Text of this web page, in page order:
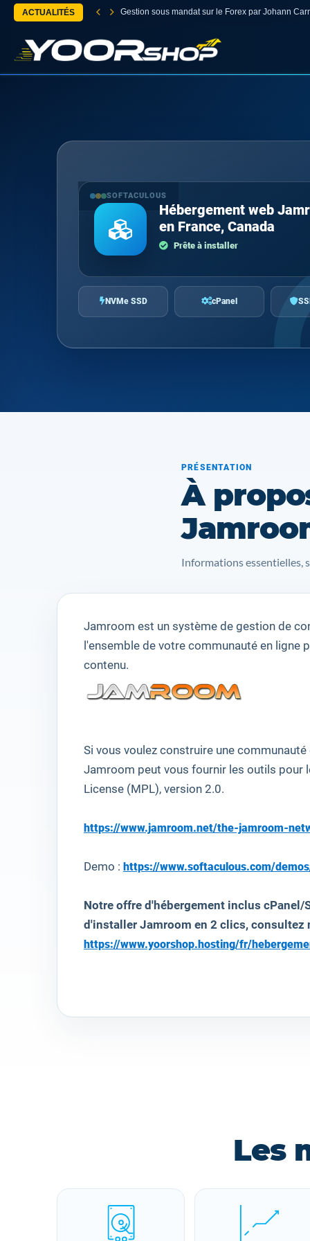
ACTUALITÉS Gestion sous mandat sur le Forex par Johann
SOFTACULOUS
Hébergement web
en France, Canada
Prête à installer
NVMe SSD cPanel
PRÉSENTATION
À
Informations essentielles,
Jamroom est un système de gestion de
l'ensemble de votre communauté en ligne
contenu.
Si vous voulez construire une communauté
Jamroom peut vous fournir les outils pour
License (MPL), version 2.0.
https://www.jamroom.net/the-jamroom-
Demo : https://www.softaculous.com/
Notre offre d'hébergement inclus
d'installer Jamroom en 2 clics, consultez
https://www.yoorshop.hosting/fr/
Les